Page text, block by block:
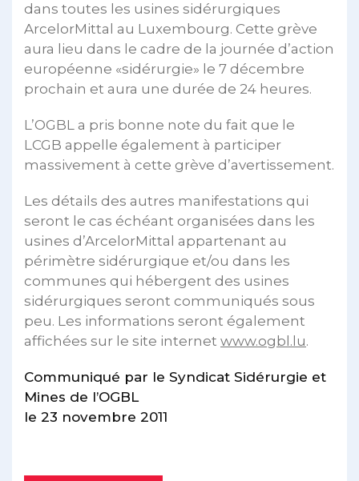
dans toutes les usines sidérurgiques
ArcelorMittal au Luxembourg. Cette grève
aura lieu dans le cadre de la journée d’action
européenne «sidérurgie» le 7 décembre
prochain et aura une durée de 24 heures.
L’OGBL a pris bonne note du fait que le
LCGB appelle également à participer
massivement à cette grève d’avertissement.
Les détails des autres manifestations qui
seront le cas échéant organisées dans les
usines d’ArcelorMittal appartenant au
périmètre sidérurgique et/ou dans les
communes qui hébergent des usines
sidérurgiques seront communiqués sous
peu. Les informations seront également
affichées sur le site internet www.ogbl.lu.
Communiqué par le Syndicat Sidérurgie et
Mines de l’OGBL
le 23 novembre 2011